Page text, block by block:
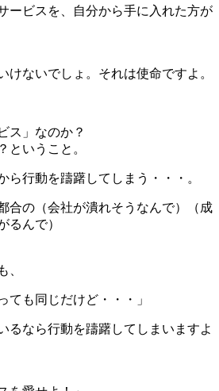
ービスを、自分から手に入れた方が
けないでしょ。それは使命ですよ。
ス」なのか？
ということ。
ら行動を躊躇してしまう・・・。
合の（会社が潰れそうなんで）（成
るんで）
、
ても同じだけど・・・」
るなら行動を躊躇してしまいますよ